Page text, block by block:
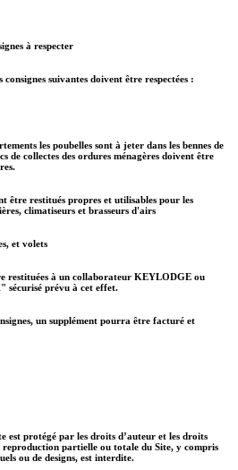
à respecter
suivantes doivent être respectées :
les poubelles sont à jeter dans les bennes de
de collectes des ordures ménagères doivent être
être restitués propres et utilisables pour les
climatiseurs et brasseurs d'airs
et volets
restituées à un collaborateur KEYLODGE ou
sécurisé prévu à cet effet.
un supplément pourra être facturé et
est protégé par les droits d’auteur et les droits
reproduction partielle ou totale du Site, y compris
ou de designs, est interdite.